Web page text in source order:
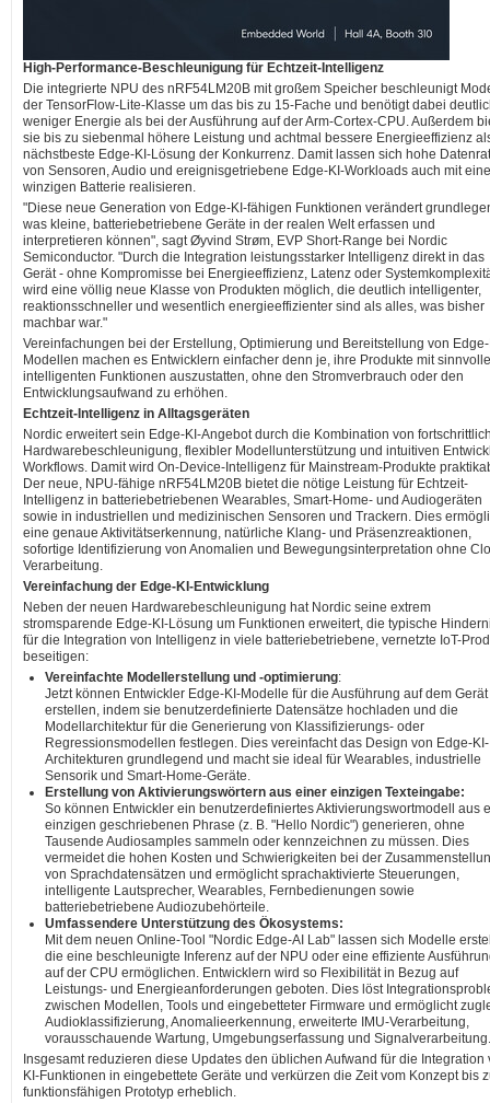
High-Performance-Beschleunigung für Echtzeit-Intelligenz
Die integrierte NPU des nRF54LM20B mit großem Speicher beschleunigt
der TensorFlow-Lite-Klasse um das bis zu 15-Fache und benötigt dabei
weniger Energie als bei der Ausführung auf der Arm-Cortex-CPU. Außerdem
sie bis zu siebenmal höhere Leistung und achtmal bessere Energieeffizienz
nächstbeste Edge-KI-Lösung der Konkurrenz. Damit lassen sich hohe
von Sensoren, Audio und ereignisgetriebene Edge-KI-Workloads auch mit
winzigen Batterie realisieren.
"Diese neue Generation von Edge-KI-fähigen Funktionen verändert
was kleine, batteriebetriebene Geräte in der realen Welt erfassen und
interpretieren können", sagt Øyvind Strøm, EVP Short-Range bei Nordic
Semiconductor. "Durch die Integration leistungsstarker Intelligenz direkt in das
Gerät - ohne Kompromisse bei Energieeffizienz, Latenz oder
wird eine völlig neue Klasse von Produkten möglich, die deutlich intelligenter,
reaktionsschneller und wesentlich energieeffizienter sind als alles, was bisher
machbar war."
Vereinfachungen bei der Erstellung, Optimierung und Bereitstellung von
Modellen machen es Entwicklern einfacher denn je, ihre Produkte mit
intelligenten Funktionen auszustatten, ohne den Stromverbrauch oder den
Entwicklungsaufwand zu erhöhen.
Echtzeit-Intelligenz in Alltagsgeräten
Nordic erweitert sein Edge-KI-Angebot durch die Kombination von
Hardwarebeschleunigung, flexibler Modellunterstützung und intuitiven
Workflows. Damit wird On-Device-Intelligenz für Mainstream-Produkte
Der neue, NPU-fähige nRF54LM20B bietet die nötige Leistung für Echtzeit-
Intelligenz in batteriebetriebenen Wearables, Smart-Home- und Audiogeräten
sowie in industriellen und medizinischen Sensoren und Trackern. Dies
eine genaue Aktivitätserkennung, natürliche Klang- und Präsenzreaktionen,
sofortige Identifizierung von Anomalien und Bewegungsinterpretation ohne
Verarbeitung.
Vereinfachung der Edge-KI-Entwicklung
Neben der neuen Hardwarebeschleunigung hat Nordic seine extrem
stromsparende Edge-KI-Lösung um Funktionen erweitert, die typische
für die Integration von Intelligenz in viele batteriebetriebene, vernetzte IoT-
beseitigen:
Vereinfachte Modellerstellung und -optimierung:
Jetzt können Entwickler Edge-KI-Modelle für die Ausführung auf dem Gerät
erstellen, indem sie benutzerdefinierte Datensätze hochladen und die
Modellarchitektur für die Generierung von Klassifizierungs- oder
Regressionsmodellen festlegen. Dies vereinfacht das Design von Edge-KI-
Architekturen grundlegend und macht sie ideal für Wearables, industrielle
Sensorik und Smart-Home-Geräte.
Erstellung von Aktivierungswörtern aus einer einzigen Texteingabe:
So können Entwickler ein benutzerdefiniertes Aktivierungswortmodell aus
einzigen geschriebenen Phrase (z. B. "Hello Nordic") generieren, ohne
Tausende Audiosamples sammeln oder kennzeichnen zu müssen. Dies
vermeidet die hohen Kosten und Schwierigkeiten bei der
von Sprachdatensätzen und ermöglicht sprachaktivierte Steuerungen,
intelligente Lautsprecher, Wearables, Fernbedienungen sowie
batteriebetriebene Audiozubehörteile.
Umfassendere Unterstützung des Ökosystems:
Mit dem neuen Online-Tool "Nordic Edge-AI Lab" lassen sich Modelle
die eine beschleunigte Inferenz auf der NPU oder eine effiziente
auf der CPU ermöglichen. Entwicklern wird so Flexibilität in Bezug auf
Leistungs- und Energieanforderungen geboten. Dies löst
zwischen Modellen, Tools und eingebetteter Firmware und ermöglicht
Audioklassifizierung, Anomalieerkennung, erweiterte IMU-Verarbeitung,
vorausschauende Wartung, Umgebungserfassung und Signalverarbeitung.
Insgesamt reduzieren diese Updates den üblichen Aufwand für die Integration
KI-Funktionen in eingebettete Geräte und verkürzen die Zeit vom Konzept bis
funktionsfähigen Prototyp erheblich.